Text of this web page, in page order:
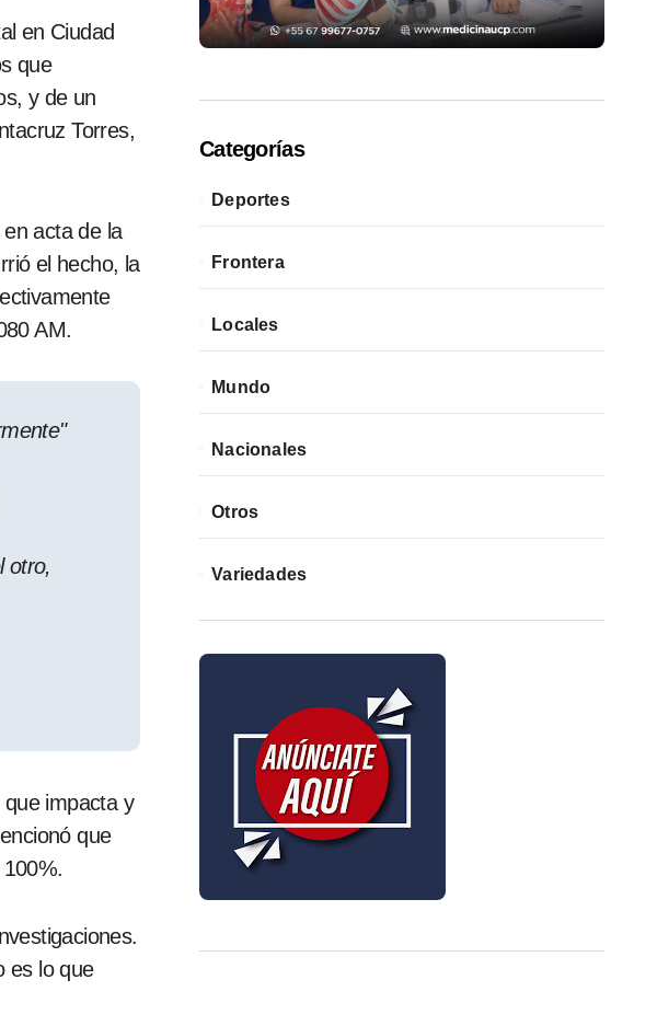
en Ciudad
que
y de un
Torres,
acta de la
el hecho, la
AM.
otro,
impacta y
que
es lo que
Categorías
Deportes
Frontera
Locales
Mundo
Nacionales
Otros
Variedades